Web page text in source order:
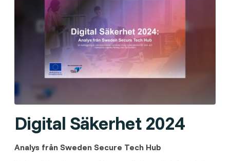
Digital Säkerhet 2024
Analys från Sweden Secure Tech Hub